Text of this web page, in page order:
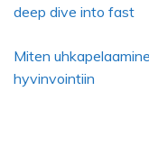
deep dive into fast
Miten
hyvinvointiin